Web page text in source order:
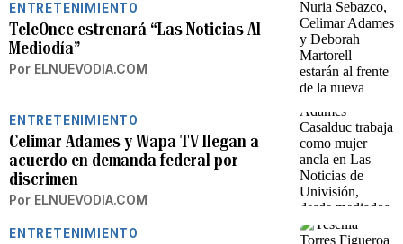
ENTRETENIMIENTO
TeleOnce estrenará “Las Noticias Al
Mediodía”
Por ELNUEVODIA.COM
ENTRETENIMIENTO
Celimar Adames y Wapa TV llegan a
acuerdo en demanda federal por
discrimen
Por ELNUEVODIA.COM
ENTRETENIMIENTO